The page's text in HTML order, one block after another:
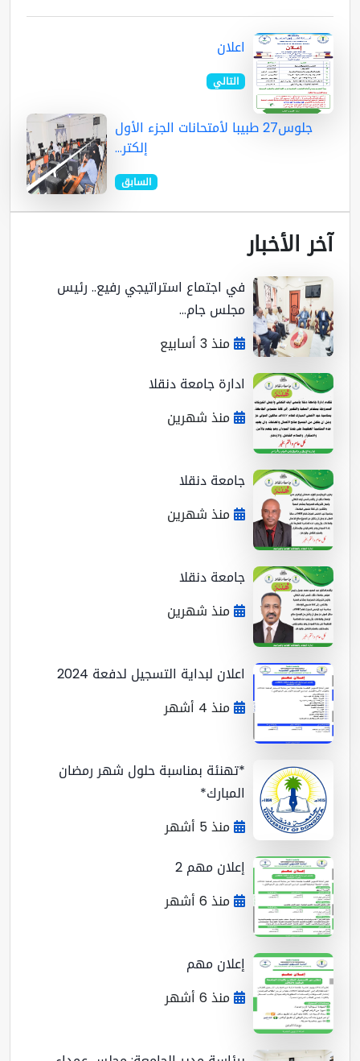
اعلان
التالي
جلوس27 طبيبا لأمتحانات الجزء الأول
السابق
الأخبار
في اجتماع استراتيجي رفيع.. رئيس
مجلس جام...
منذ 3 أسابيع
ادارة جامعة دنقلا
منذ شهرين
جامعة دنقلا
منذ شهرين
جامعة دنقلا
منذ شهرين
اعلان لبداية التسجيل لدفعة 2024
منذ 4 أشهر
*تهنئة بمناسبة حلول شهر رمضان
المبارك*
منذ 5 أشهر
إعلان مهم 2
منذ 6 أشهر
إعلان مهم
منذ 6 أشهر